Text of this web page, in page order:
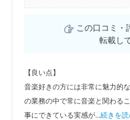
この口コミ・
転載し
【良い点】
音楽好きの方には非常に魅力的
の業務の中で常に音楽と関わる
事にできている実感が...続きを